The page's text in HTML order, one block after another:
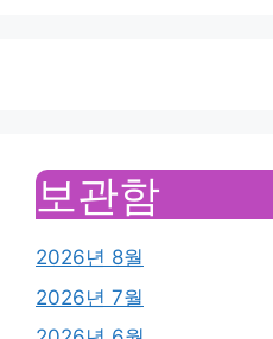
보관함
2026년 8월
2026년 7월